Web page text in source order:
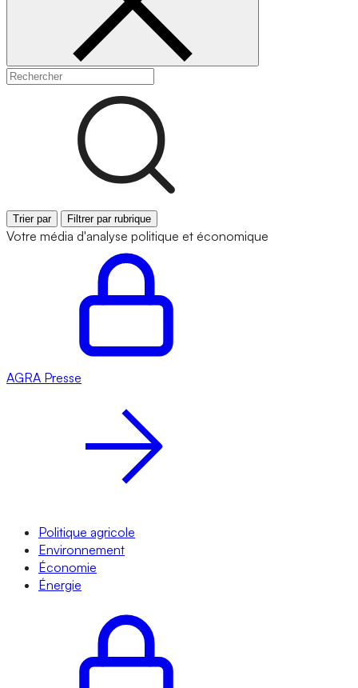
Trier par Filtrer par rubrique
Votre média d'analyse politique et économique
AGRA Presse
Politique agricole
Environnement
Économie
Énergie